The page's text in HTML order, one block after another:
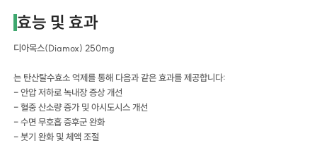
효능 및 효과
디아목스(Diamox) 250mg
는 탄산탈수효소 억제를 통해 다음과 같은 효과를 제공합니다:
- 안압 저하로 녹내장 증상 개선
- 혈중 산소량 증가 및 아시도시스 개선
- 수면 무호흡 증후군 완화
- 붓기 완화 및 체액 조절